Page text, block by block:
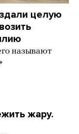
целую
называют
жару.